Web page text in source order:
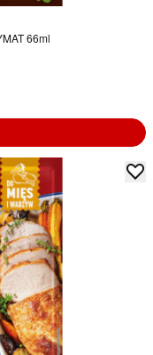
66ml